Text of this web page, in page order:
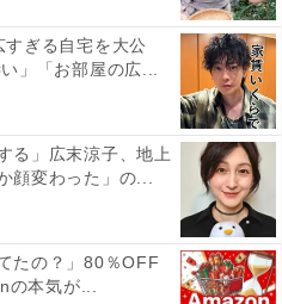
ぎる自宅を大公
」「お部屋の広...
る」広末涼子、地上
顔変わった」の...
たの？」80％OFF
の本気が...